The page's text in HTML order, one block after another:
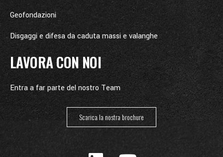
Geofondazioni
Disgaggi e difesa da caduta massi e valanghe
LAVORA CON NOI
Entra a far parte del nostro Team
Scarica la nostra brochure